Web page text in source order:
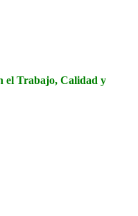
el Trabajo, Calidad y